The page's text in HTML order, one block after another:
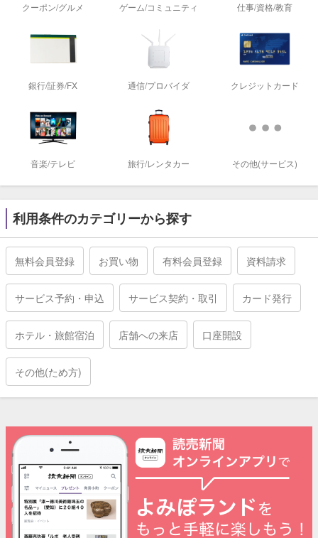
クーポン/グルメ ゲーム/コミュニティ 仕事/資格/教育
銀行/証券/FX 通信/プロバイダ クレジットカード
音楽/テレビ 旅行/レンタカー その他(サービス)
利用条件のカテゴリーから探す
無料会員登録 お買い物 有料会員登録 資料請求
サービス予約・申込 サービス契約・取引 カード発行
ホテル・旅館宿泊 店舗への来店 口座開設
その他(ため方)